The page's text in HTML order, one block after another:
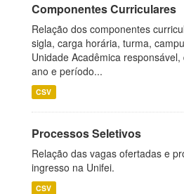
Componentes Curriculares
Relação dos componentes
sigla, carga horária, turma,
Unidade Acadêmica
ano e período...
CSV
Processos Seletivos
Relação das vagas ofertadas e
ingresso na Unifei.
CSV